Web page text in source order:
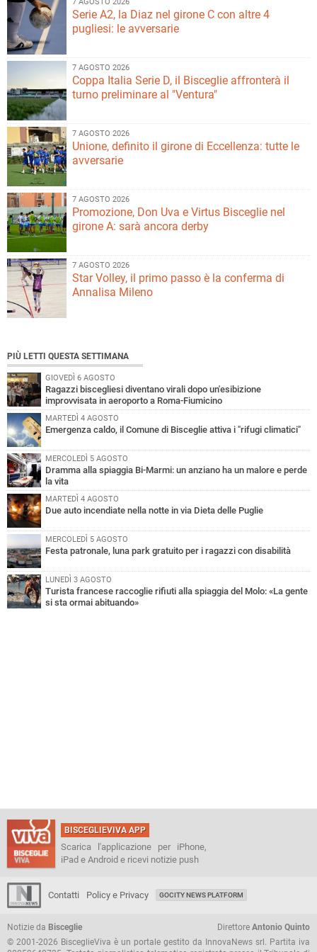
Serie A2, la Diaz nel girone C con altre 4
pugliesi: le avversarie
7 AGOSTO 2026
Coppa Italia Serie D, il Bisceglie affronterà il
turno preliminare al "Ventura"
7 AGOSTO 2026
Unione, definito il girone di Eccellenza: tutte le
avversarie
7 AGOSTO 2026
Promozione, Don Uva e Virtus Bisceglie nel
girone A: sarà ancora derby
7 AGOSTO 2026
Star Volley, il primo passo è la conferma di
Annalisa Mileno
PIÙ LETTI QUESTA SETTIMANA
GIOVEDÌ 6 AGOSTO
Ragazzi biscegliesi diventano virali dopo un'esibizione
improvvisata in aeroporto a Roma-Fiumicino
MARTEDÌ 4 AGOSTO
Emergenza caldo, il Comune di Bisceglie attiva i "rifugi climatici"
MERCOLEDÌ 5 AGOSTO
Dramma alla spiaggia Bi-Marmi: un anziano ha un malore e perde
la vita
MARTEDÌ 4 AGOSTO
Due auto incendiate nella notte in via Dieta delle Puglie
MERCOLEDÌ 5 AGOSTO
Festa patronale, luna park gratuito per i ragazzi con disabilità
LUNEDÌ 3 AGOSTO
Turista francese raccoglie rifiuti alla spiaggia del Molo: «La gente
si sta ormai abituando»
BISCEGLIEVIVA APP
Scarica l'applicazione per iPhone,
iPad e Android e ricevi notizie push
Contatti Policy e Privacy GOCITY NEWS PLATFORM
Notizie da Bisceglie Direttore Antonio Quinto
© 2001-2026 BisceglieViva è un portale gestito da InnovaNews srl. Partita iva